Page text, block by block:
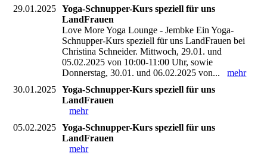
29.01.2025
Yoga-Schnupper-Kurs speziell für uns
LandFrauen
Love More Yoga Lounge - Jembke Ein Yoga-
Schnupper-Kurs speziell für uns LandFrauen bei
Christina Schneider. Mittwoch, 29.01. und
05.02.2025 von 10:00-11:00 Uhr, sowie
Donnerstag, 30.01. und 06.02.2025 von...mehr
30.01.2025
Yoga-Schnupper-Kurs speziell für uns
LandFrauen
mehr
05.02.2025
Yoga-Schnupper-Kurs speziell für uns
LandFrauen
mehr